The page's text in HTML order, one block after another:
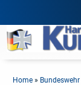
Home » Bundeswehr